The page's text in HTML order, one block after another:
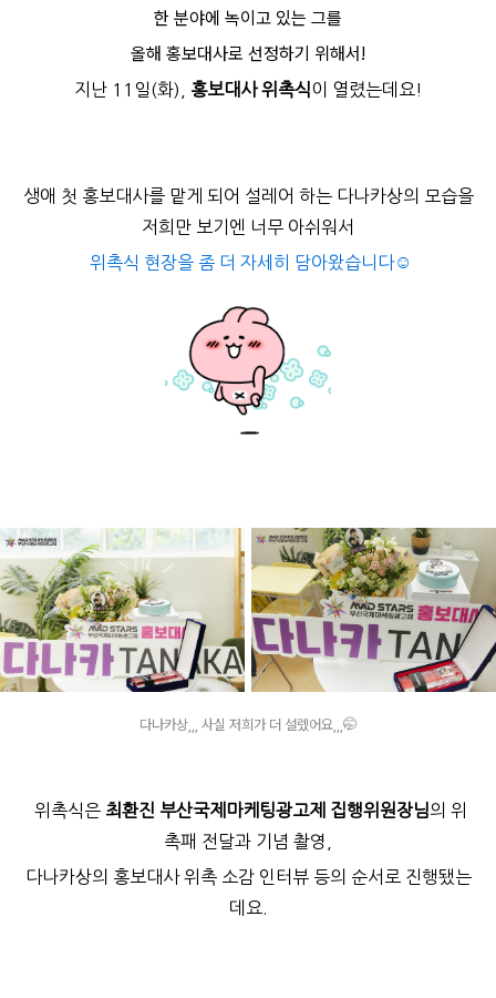
한 분야에 녹이고 있는 그를
올해 홍보대사로 선정하기 위해서!
지난 11일(화), 홍보대사 위촉식이 열렸는데요!
생애 첫 홍보대사를 맡게 되어 설레어 하는 다나카상의 모습을
저희만 보기엔 너무 아쉬워서
위촉식 현장을 좀 더 자세히 담아왔습니다☺
다나카상,,, 사실 저희가 더 설렜어요,,,🤭
위촉식은 최환진 부산국제마케팅광고제 집행위원장님의 위
촉패 전달과 기념 촬영
다나카상의 홍보대사 위촉 소감 인터뷰 등의 순서로 진행됐는
데요.